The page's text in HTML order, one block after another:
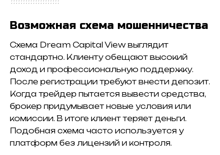
Возможная схема мошенничества
Схема Dream Capital View выглядит
стандартно. Клиенту обещают высокий
доход и профессиональную поддержку.
После регистрации требуют внести депозит.
Когда трейдер пытается вывести средства,
брокер придумывает новые условия или
комиссии. В итоге клиент теряет деньги.
Подобная схема часто используется у
платформ без лицензий и контроля.